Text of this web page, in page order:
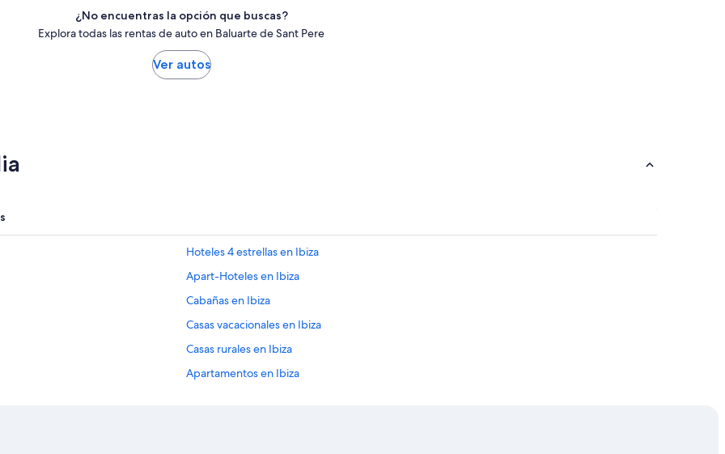
¿No encuentras la opción que buscas?
Explora todas las rentas de auto en Baluarte de Sant Pere
Ver autos
Hoteles 4 estrellas en Ibiza
Apart-Hoteles en Ibiza
Cabañas en Ibiza
Casas vacacionales en Ibiza
Casas rurales en Ibiza
Apartamentos en Ibiza